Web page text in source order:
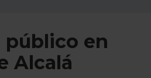
público en
Alcalá